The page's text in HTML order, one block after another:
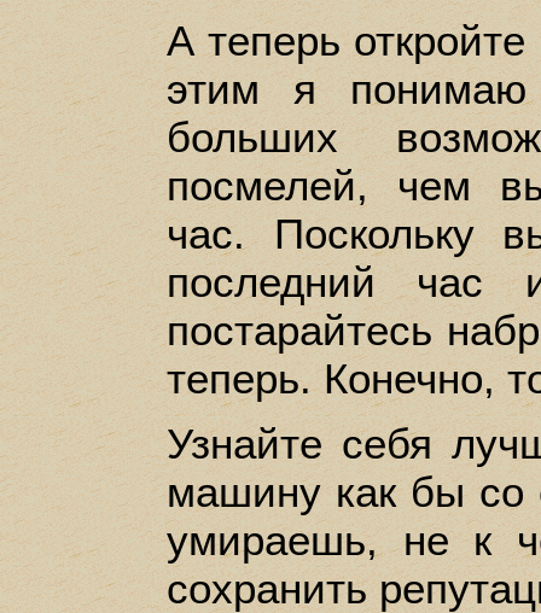
А теперь
этим я понимаю
больших
посмелей, чем
час. Поскольку
последний час
постарайтесь
теперь. Конечно,
Узнайте себя
машину как бы со
умираешь, не к
сохранить